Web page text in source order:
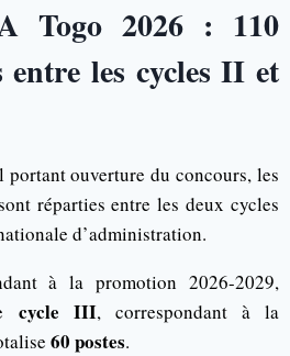
Togo 2026 : 110
entre les cycles II et
ouverture du concours, les
réparties entre les deux cycles
d’administration.
à la promotion 2026-2029,
cycle III, correspondant à la
60 postes.